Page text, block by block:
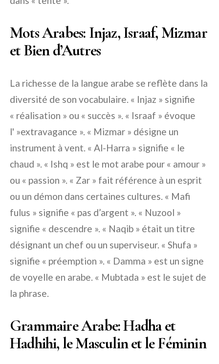
Mots Arabes: Injaz, Israaf, Mizmar
et Bien d’Autres
La richesse de la langue arabe se reflète dans la
diversité de son vocabulaire. « Injaz » signifie
« réalisation » ou « succès ». « Israaf » évoque
l' »extravagance ». « Mizmar » désigne un
instrument à vent. « Al-Harra » signifie « le
chaud ». « Ishq » est le mot arabe pour « amour »
ou « passion ». « Zar » fait référence à un esprit
ou un démon dans certaines cultures. « Mafi
fulus » signifie « pas d’argent ». « Nuzool »
signifie « descendre ». « Naqib » était un titre
désignant un chef ou un superviseur. « Shufa »
signifie « préemption ». « Damma » est un signe
de voyelle en arabe. « Mubtada » est le sujet de
la phrase.
Grammaire Arabe: Hadha et
Hadhihi, le Masculin et le Féminin